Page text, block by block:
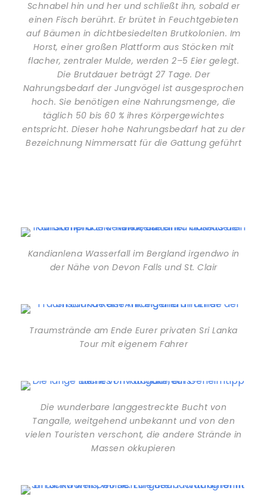
Schnabel hin und her und schließt ihn, sobald er
einen Fisch berührt. Er brütet in Feuchtgebieten
auf Bäumen in dichtbesiedelten Brutkolonien. Im
Horst, einer großen Plattform aus Stöcken mit
flacher, zentraler Mulde, werden 2–5 Eier gelegt.
Die Brutdauer beträgt 27 Tage. Der
Nahrungsbedarf der Jungvögel ist ausgesprochen
hoch. Sie benötigen eine Nahrungsmenge, die
täglich 50 bis 60 % ihres Körpergewichtes
entspricht. Dieser hohe Nahrungsbedarf hat zu der
Bezeichnung Nimmersatt für die Gattung geführt
Kandianlena Wasserfall im Bergland irgendwo in
der Nähe von Devon Falls und St. Clair
Traumstrände am Ende Eurer privaten Sri Lanka
Tour mit eigenem Fahrer
Die wunderbare langgestreckte Bucht von
Tangalle, weitgehend unbekannt und von den
vielen Touristen verschont, die andere Strände in
Massen okkupieren